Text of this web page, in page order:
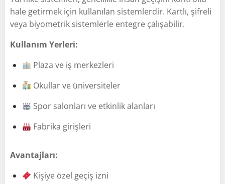
hale getirmek için kullanılan sistemlerdir. Kartlı, şifreli
veya biyometrik sistemlerle entegre çalışabilir.
Kullanım Yerleri:
Plaza ve iş merkezleri
Okullar ve üniversiteler
Spor salonları ve etkinlik alanları
Fabrika girişleri
Avantajları:
Kişiye özel geçiş izni